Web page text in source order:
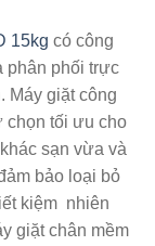
15kg có công
phân phối trực
Máy giặt công
chọn tối ưu cho
sạn vừa và
bảo loại bỏ
kiệm nhiên
giặt chân mềm